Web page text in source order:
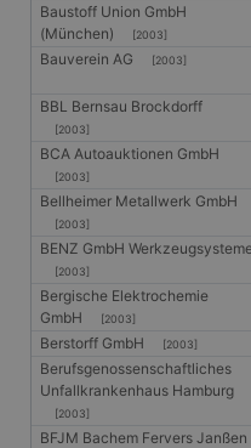
Baustoff Union GmbH
(München)
[2003]
Bauverein AG [2003]
BBL Bernsau Brockdorff
[2003]
BCA Autoauktionen GmbH
[2003]
Bellheimer Metallwerk GmbH
[2003]
BENZ GmbH
[2003]
Bergische Elektrochemie
GmbH
[2003]
Berstorff GmbH [2003]
Berufsgenossenschaftliches
Unfallkrankenhaus Hamburg
[2003]
BFJM Bachem Fervers Janßen